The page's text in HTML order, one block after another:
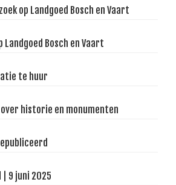
op Landgoed Bosch en Vaart
Bosch en Vaart
te huur
over historie en monumenten
| 9 juni 2025